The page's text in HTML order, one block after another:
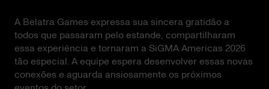
A Belatra Games expressa sua sincera gratidão a
todos que passaram pelo estande, compartilharam
essa experiência e tornaram a SiGMA Americas 2026
tão especial. A equipe espera desenvolver essas novas
conexões e aguarda ansiosamente os próximos